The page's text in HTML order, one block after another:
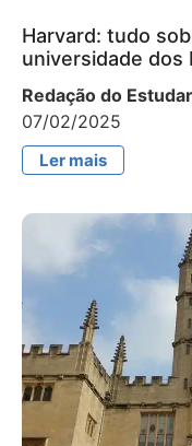
Harvard: tudo
universidade dos
Redação do
07/02/2025
Ler mais